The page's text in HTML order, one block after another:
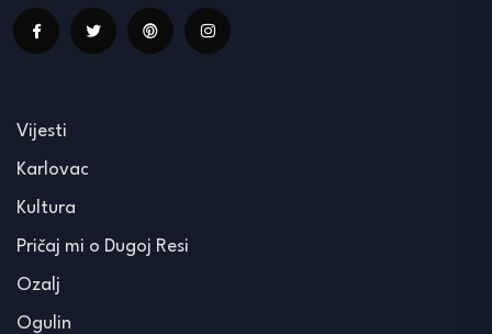
Vijesti
Karlovac
Kultura
Pričaj mi o Dugoj Resi
Ozalj
Ogulin